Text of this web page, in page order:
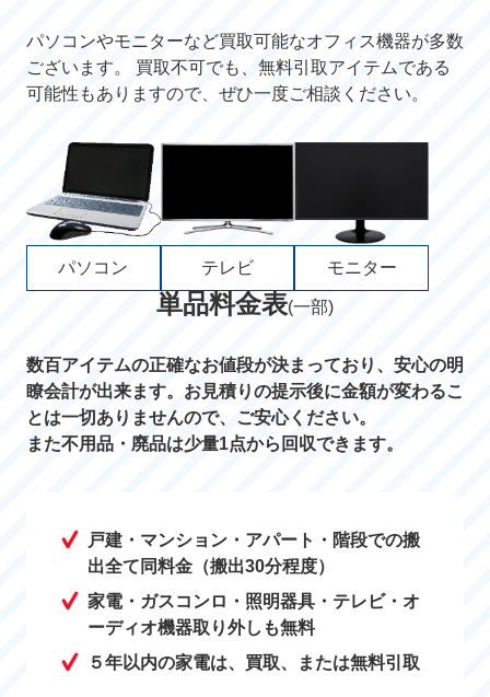
パソコンやモニターなど買取可能なオフィス機器が多数
ございます。 買取不可でも、無料引取アイテムである
可能性もありますので、ぜひ一度ご相談ください。
パソコン テレビ モニター
単品料金表(一部)
数百アイテムの正確なお値段が決まっており、安心の明
瞭会計が出来ます。お見積りの提示後に金額が変わるこ
とは一切ありませんので、ご安心ください。
また不用品・廃品は少量1点から回収できます。
戸建・マンション・アパート・階段での搬
出全て同料金（搬出30分程度）
家電・ガスコンロ・照明器具・テレビ・オ
ーディオ機器取り外しも無料
５年以内の家電は、買取、または無料引取